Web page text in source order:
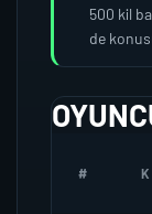
500 kil
de
# K